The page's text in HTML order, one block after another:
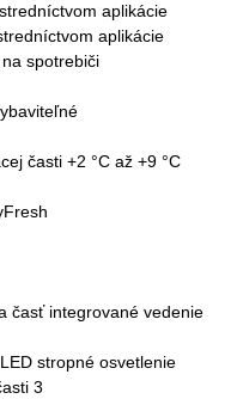
aplikácie
aplikácie
spotrebiči
časti +2 °C až +9 °C
časť integrované vedenie
stropné osvetlenie
3